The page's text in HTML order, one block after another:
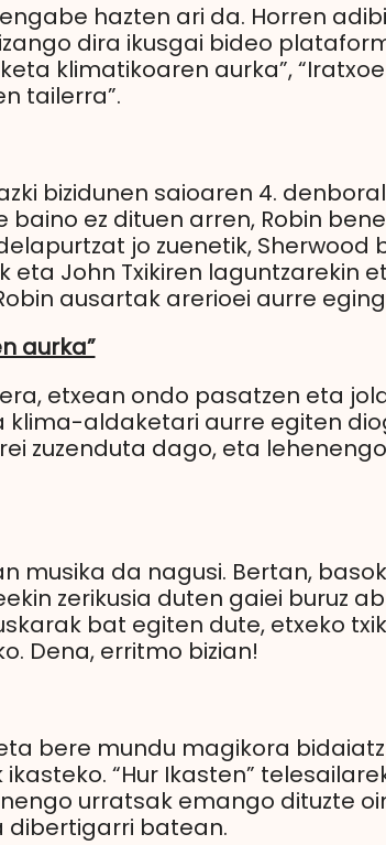
hazten ari da. Horren
dira ikusgai bideo
klimatikoaren aurka”,
tailerra”.
bizidunen saioaren 4.
ez dituen arren, Robin
jo zuenetik, Sherwood
eta John Txikiren laguntzarekin
ausartak arerioei aurre
aurka”
etxean ondo pasatzen eta
aldaketari aurre egiten
zuzenduta dago, eta
musika da nagusi. Bertan,
zerikusia duten gaiei buruz
bat egiten dute, etxeko
Dena, erritmo bizian!
bere mundu magikora
“Hur Ikasten”
urratsak emango dituzte
dibertigarri batean.